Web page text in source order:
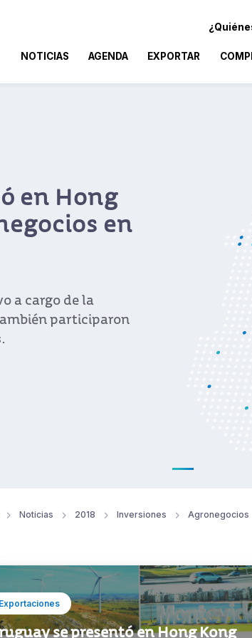
NOTICIAS AGENDA EXPORTAR
en Hong
en
a cargo de la
participaron
Noticias 2018 Inversiones Agronegocios
Exportaciones
se presentó en Hong Kong